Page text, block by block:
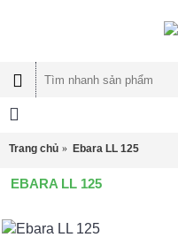
Trang chủ Ebara LL 125
EBARA LL 125